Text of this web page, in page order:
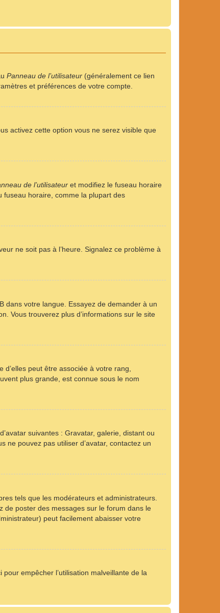
Panneau de l’utilisateur (généralement ce lien
et préférences de votre compte.
activez cette option vous ne serez visible que
de l’utilisateur et modifiez le fuseau horaire
fuseau horaire, comme la plupart des
ne soit pas à l’heure. Signalez ce problème à
dans votre langue. Essayez de demander à un
Vous trouverez plus d’informations sur le site
peut être associée à votre rang,
plus grande, est connue sous le nom
suivantes : Gravatar, galerie, distant ou
ne pouvez pas utiliser d’avatar, contactez un
tels que les modérateurs et administrateurs.
de poster des messages sur le forum dans le
peut facilement abaisser votre
empêcher l’utilisation malveillante de la